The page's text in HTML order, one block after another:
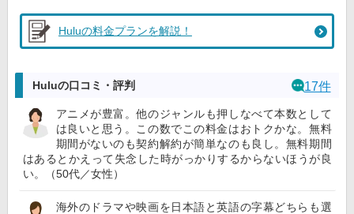
Huluの料金プランを解説！
Huluの口コミ・評判 17件
アニメが豊富。他のジャンルも押しなべて本数として
は良いと思う。この数でこの料金はおトクかな。無料
期間がないのも契約解約が簡単なのも良し。無料期間
はあるとかえって失念した時がっかりするからないほうが良
い。（50代／女性）
海外のドラマや映画を日本語と英語の字幕どちらも選